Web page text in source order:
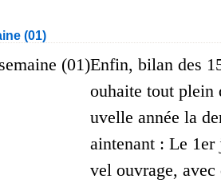
(01)
Enfin, bilan des
ouhaite tout plein
uvelle année la
aintenant : Le
vel ouvrage,